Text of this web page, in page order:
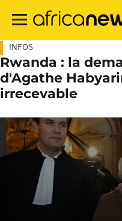
contenu
INFOS
Rwanda : la
d'Agathe
irrecevable